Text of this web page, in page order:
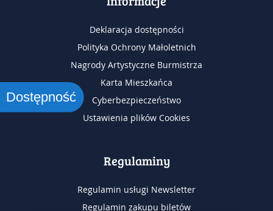
Dostępność
Deklaracja dostępności
Polityka Ochrony Małoletnich
Nagrody Artystyczne Burmistrza
Karta Mieszkańca
Cyberbezpieczeństwo
Ustawienia plików Cookies
Regulaminy
Regulamin usługi Newsletter
Regulamin zakupu biletów